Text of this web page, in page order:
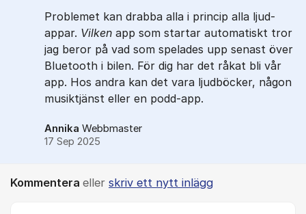
Problemet kan drabba alla i princip alla ljud-
appar. Vilken app som startar automatiskt tror
jag beror på vad som spelades upp senast över
Bluetooth i bilen. För dig har det råkat bli vår
app. Hos andra kan det vara ljudböcker, någon
musiktjänst eller en podd-app.
Annika Webbmaster
17 Sep 2025
Kommentera eller skriv ett nytt inlägg